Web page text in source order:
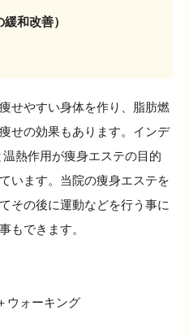
和改善）
せやすい身体を作り、脂肪燃
せの効果もあります。インデ
熱作用が痩身エステの目的
います。当院の痩身エステを
その後に運動などを行う事に
もできます。
ウォーキング